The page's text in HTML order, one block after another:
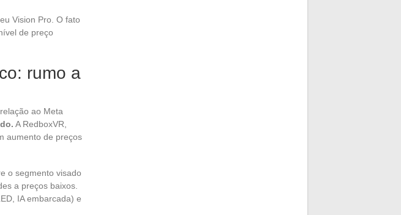
Vision Pro. O fato
de preço
rumo a
ao Meta
A RedboxVR,
aumento de preços
o segmento visado
a preços baixos.
IA embarcada) e